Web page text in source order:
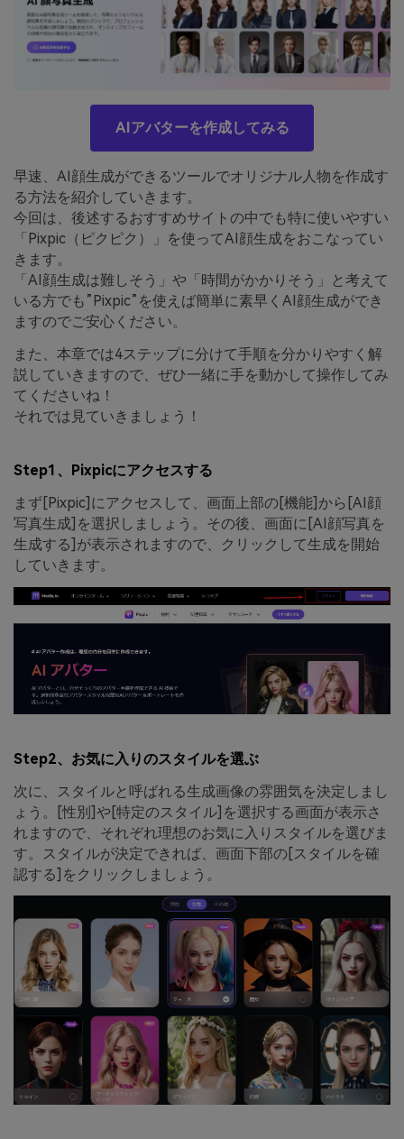
AIアバターを作成してみる
早速、AI顔生成ができるツールでオリジナル人物を作成す
る方法を紹介していきます。
今回は、後述するおすすめサイトの中でも特に使いやすい
「Pixpic（ピクピク）」を使ってAI顔生成をおこなってい
きます。
「AI顔生成は難しそう」や「時間がかかりそう」と考えて
いる方でも”Pixpic”を使えば簡単に素早くAI顔生成ができ
ますのでご安心ください。
また、本章では4ステップに分けて手順を分かりやすく解
説していきますので、ぜひ一緒に手を動かして操作してみ
てくださいね！
それでは見ていきましょう！
Step1、Pixpicにアクセスする
まず[Pixpic]にアクセスして、画面上部の[機能]から[AI顔
写真生成]を選択しましょう。その後、画面に[AI顔写真を
生成する]が表示されますので、クリックして生成を開始
していきます。
Step2、お気に入りのスタイルを選ぶ
次に、スタイルと呼ばれる生成画像の雰囲気を決定しまし
ょう。[性別]や[特定のスタイル]を選択する画面が表示さ
れますので、それぞれ理想のお気に入りスタイルを選びま
す。スタイルが決定できれば、画面下部の[スタイルを確
認する]をクリックしましょう。